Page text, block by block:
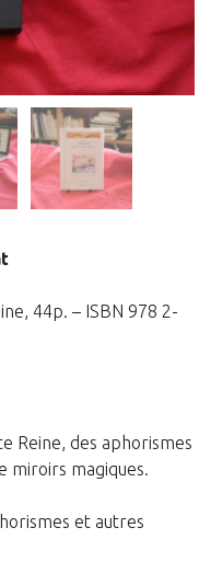
44p. – ISBN 978 2-
Reine, des aphorismes
miroirs magiques.
et autres